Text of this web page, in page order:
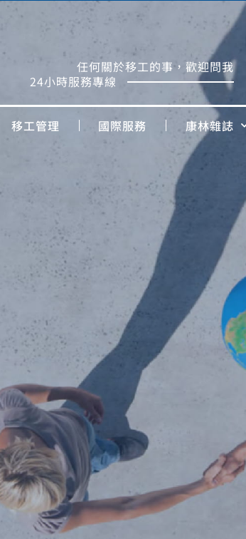
任何關於移工的事，歡迎問我
24小時服務專線
移工管理 國際服務 康林雜誌